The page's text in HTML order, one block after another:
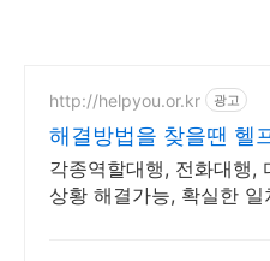
http://helpyou.or.kr 광고
해결방법을 찾을땐 헬
양하고 어려운 상황해
각종역할대행, 전화대행,
상황 해결가능, 확실한 일